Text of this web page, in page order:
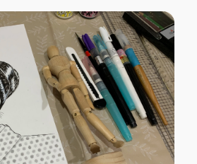
板東西山田29−６ ◇鳴門ICより
車で約5分